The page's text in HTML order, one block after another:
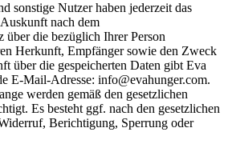
sonstige Nutzer haben jederzeit das
nach dem
über die bezüglich Ihrer Person
Herkunft, Empfänger sowie den Zweck
über die gespeicherten Daten gibt Eva
E-Mail-Adresse: info@evahunger.com.
werden gemäß den gesetzlichen
Es besteht ggf. nach den gesetzlichen
Berichtigung, Sperrung oder